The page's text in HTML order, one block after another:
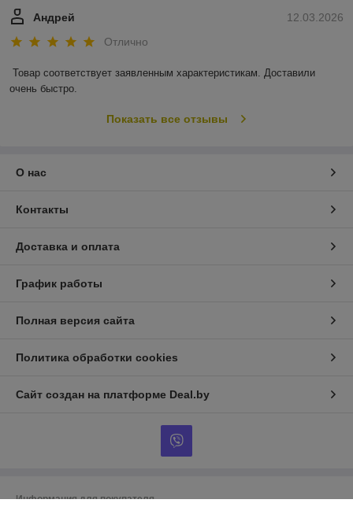
12.03.2026
Андрей
Отлично
Товар соответствует заявленным характеристикам. Доставили
очень быстро.
Показать все отзывы
О нас
Контакты
Доставка и оплата
График работы
Полная версия сайта
Политика обработки cookies
Сайт создан на платформе Deal.by
Информация для покупателя